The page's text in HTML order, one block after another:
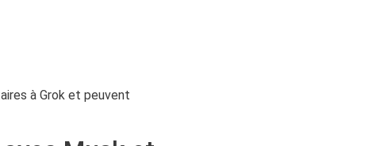
à Grok et peuvent